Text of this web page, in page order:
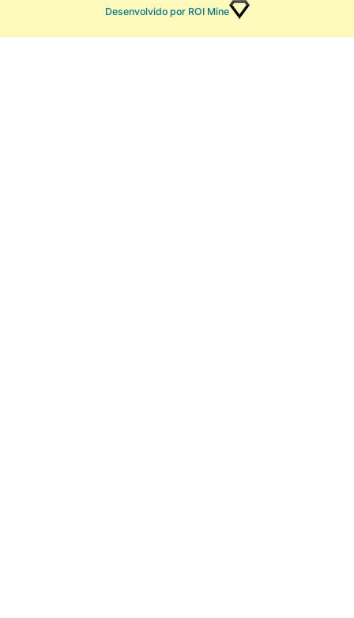
Desenvolvido por ROI Mine